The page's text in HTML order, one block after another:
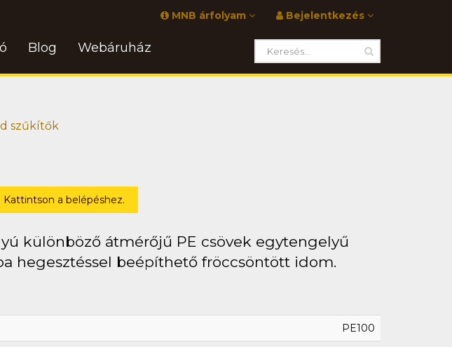
Bejelentkezés
MNB árfolyam
Blog Webáruház
szűkítők
a belépéshez.
különböző átmérőjű PE csövek egytengelyű
hegesztéssel beépíthető fröccsöntött idom.
PE100